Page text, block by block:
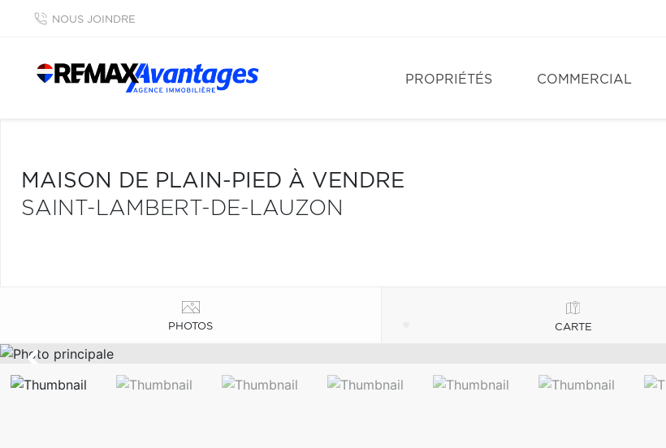
NOUS JOINDRE
PROPRIÉTÉS COMMERCIAL
MAISON DE PLAIN-PIED À VENDRE
SAINT-LAMBERT-DE-LAUZON
PHOTOS CARTE